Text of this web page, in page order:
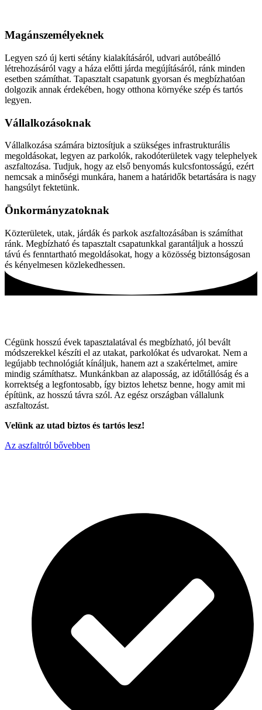
Magánszemélyeknek
Legyen szó új kerti sétány kialakításáról, udvari autóbeálló
létrehozásáról vagy a háza előtti járda megújításáról, ránk minden
esetben számíthat. Tapasztalt csapatunk gyorsan és megbízhatóan
dolgozik annak érdekében, hogy otthona környéke szép és tartós
legyen.
Vállalkozásoknak
Vállalkozása számára biztosítjuk a szükséges infrastrukturális
megoldásokat, legyen az parkolók, rakodóterületek vagy telephelyek
aszfaltozása. Tudjuk, hogy az első benyomás kulcsfontosságú, ezért
nemcsak a minőségi munkára, hanem a határidők betartására is nagy
hangsúlyt fektetünk.
Önkormányzatoknak
Közterületek, utak, járdák és parkok aszfaltozásában is számíthat
ránk. Megbízható és tapasztalt csapatunkkal garantáljuk a hosszú
távú és fenntartható megoldásokat, hogy a közösség biztonságosan
és kényelmesen közlekedhessen.
Cégünk hosszú évek tapasztalatával és megbízható, jól bevált
módszerekkel készíti el az utakat, parkolókat és udvarokat. Nem a
legújabb technológiát kínáljuk, hanem azt a szakértelmet, amire
mindig számíthatsz. Munkánkban az alaposság, az időtállóság és a
korrektség a legfontosabb, így biztos lehetsz benne, hogy amit mi
építünk, az hosszú távra szól. Az egész országban vállalunk
aszfaltozást.
Velünk az utad biztos és tartós lesz!
Az aszfaltról bővebben